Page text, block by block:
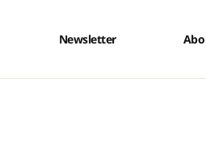
Newsletter Abo